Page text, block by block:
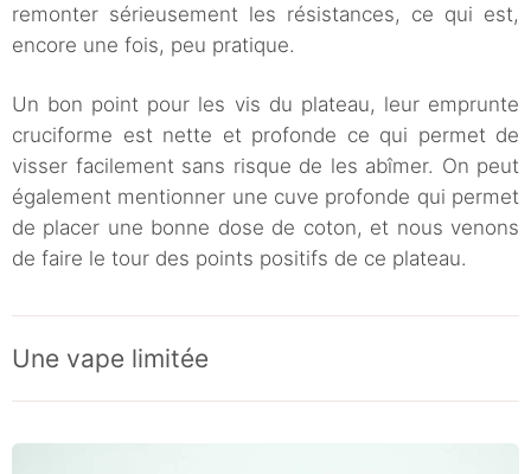
remonter sérieusement les résistances, ce qui est,
encore une fois, peu pratique.
Un bon point pour les vis du plateau, leur emprunte
cruciforme est nette et profonde ce qui permet de
visser facilement sans risque de les abîmer. On peut
également mentionner une cuve profonde qui permet
de placer une bonne dose de coton, et nous venons
de faire le tour des points positifs de ce plateau.
Une vape limitée